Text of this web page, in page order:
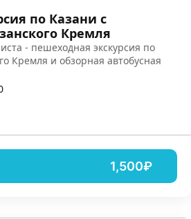
по Казани с
Кремля
- пешеходная экскурсия по
Кремля и обзорная автобусная
1,500₽